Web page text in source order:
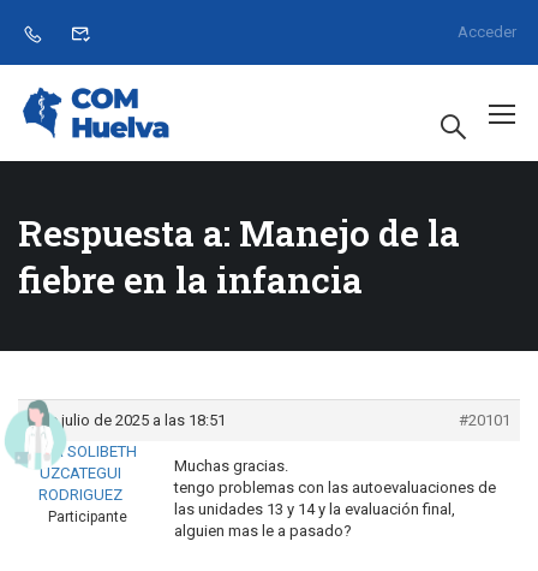
Acceder
Respuesta a: Manejo de la
fiebre en la infancia
7 de julio de 2025 a las 18:51
#20101
ELMA SOLIBETH
UZCATEGUI
RODRIGUEZ
Participante
Muchas gracias.
tengo problemas con las autoevaluaciones de
las unidades 13 y 14 y la evaluación final,
alguien mas le a pasado?